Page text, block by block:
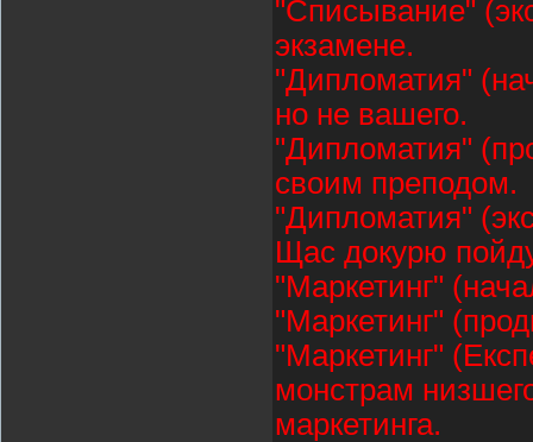
"Списывание"
экзамене.
"Дипломатия"
но не вашего.
"Дипломатия"
своим преподом.
"Дипломатия"
Щас докурю
"Маркетинг"
"Маркетинг"
"Маркетинг"
монстрам
маркетинга.